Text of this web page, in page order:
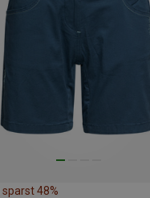
sparst 48%